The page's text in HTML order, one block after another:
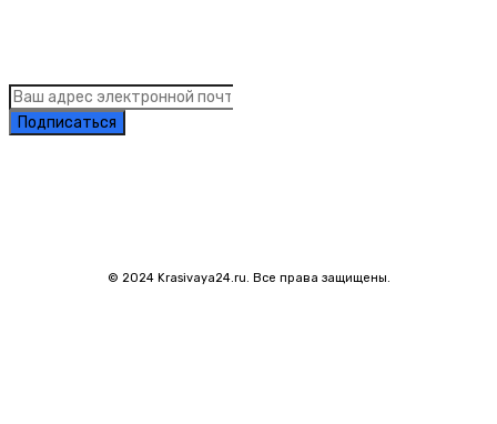
Подписаться
© 2024 Krasivaya24.ru. Все права защищены.